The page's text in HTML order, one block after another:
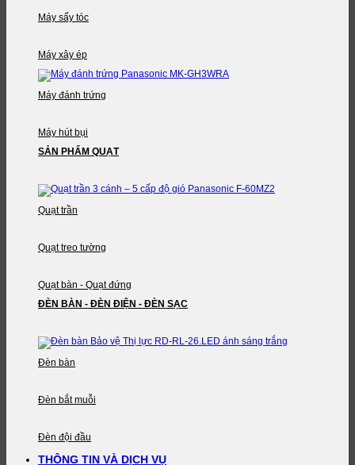
Máy sấy tóc
Máy xây ép
Máy đánh trứng
Máy hút bụi
SẢN PHẨM QUẠT
Quạt trần
Quạt treo tường
Quạt bàn - Quạt đứng
ĐÈN BÀN - ĐÈN ĐIỆN - ĐÈN SẠC
Đèn bàn
Đèn bắt muỗi
Đèn đội đầu
THÔNG TIN VÀ DỊCH VỤ